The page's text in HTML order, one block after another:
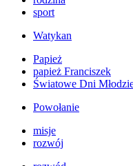
sport
Watykan
Papież
papież Franciszek
Światowe Dni
Powołanie
misje
rozwój